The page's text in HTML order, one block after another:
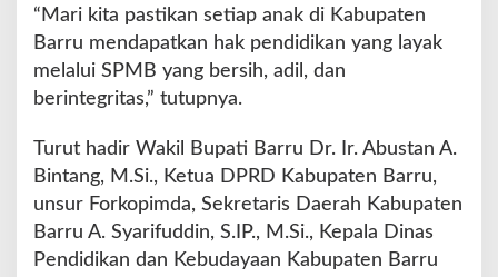
“Mari kita pastikan setiap anak di Kabupaten
Barru mendapatkan hak pendidikan yang layak
melalui SPMB yang bersih, adil, dan
berintegritas,” tutupnya.
Turut hadir Wakil Bupati Barru Dr. Ir. Abustan A.
Bintang, M.Si., Ketua DPRD Kabupaten Barru,
unsur Forkopimda, Sekretaris Daerah Kabupaten
Barru A. Syarifuddin, S.IP., M.Si., Kepala Dinas
Pendidikan dan Kebudayaan Kabupaten Barru